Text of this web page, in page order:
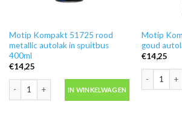
Motip Kompakt 51725 rood
metallic autolak in spuitbus
400ml
€14,25
Motip Kompakt 51725 rood metallic autolak in
IN WINKELWAGEN
Motip
goud
€14,25
Motip